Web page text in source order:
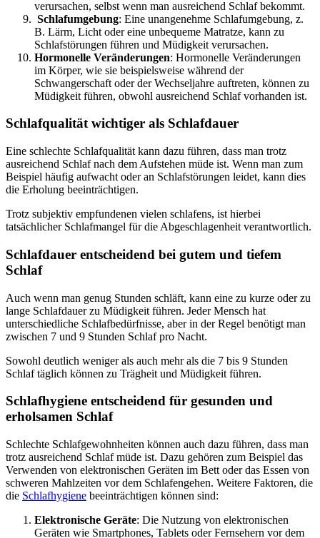
verursachen, selbst wenn man ausreichend Schlaf bekommt.
Schlafumgebung: Eine unangenehme Schlafumgebung, z.
B. Lärm, Licht oder eine unbequeme Matratze, kann zu
Schlafstörungen führen und Müdigkeit verursachen.
Hormonelle Veränderungen: Hormonelle Veränderungen
im Körper, wie sie beispielsweise während der
Schwangerschaft oder der Wechseljahre auftreten, können zu
Müdigkeit führen, obwohl ausreichend Schlaf vorhanden ist.
Schlafqualität wichtiger als Schlafdauer
Eine schlechte Schlafqualität kann dazu führen, dass man trotz
ausreichend Schlaf nach dem Aufstehen müde ist. Wenn man zum
Beispiel häufig aufwacht oder an Schlafstörungen leidet, kann dies
die Erholung beeinträchtigen.
Trotz subjektiv empfundenen vielen schlafens, ist hierbei
tatsächlicher Schlafmangel für die Abgeschlagenheit verantwortlich.
Schlafdauer entscheidend bei gutem und tiefem
Schlaf
Auch wenn man genug Stunden schläft, kann eine zu kurze oder zu
lange Schlafdauer zu Müdigkeit führen. Jeder Mensch hat
unterschiedliche Schlafbedürfnisse, aber in der Regel benötigt man
zwischen 7 und 9 Stunden Schlaf pro Nacht.
Sowohl deutlich weniger als auch mehr als die 7 bis 9 Stunden
Schlaf täglich können zu Trägheit und Müdigkeit führen.
Schlafhygiene entscheidend für gesunden und
erholsamen Schlaf
Schlechte Schlafgewohnheiten können auch dazu führen, dass man
trotz ausreichend Schlaf müde ist. Dazu gehören zum Beispiel das
Verwenden von elektronischen Geräten im Bett oder das Essen von
schweren Mahlzeiten vor dem Schlafengehen. Weitere Faktoren, die
die Schlafhygiene beeinträchtigen können sind:
Elektronische Geräte: Die Nutzung von elektronischen
Geräten wie Smartphones, Tablets oder Fernsehern vor dem